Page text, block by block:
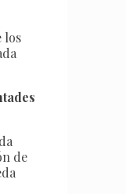
los
de